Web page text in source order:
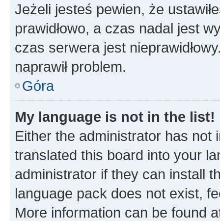
Jeżeli jesteś pewien, że
prawidłowo, a czas nadal jest
czas serwera jest
naprawił problem.
Góra
My language is not in the list!
Either the administrator has not
translated this board into your
administrator if they can install
language pack does not exist,
More information can be found